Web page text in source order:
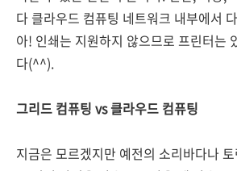
다 클라우드 컴퓨팅 네트워크 내부에서
아! 인쇄는 지원하지 않으므로 프린터는
다(^^).
그리드 컴퓨팅 vs 클라우드 컴퓨팅
지금은 모르겠지만 예전의 소리바다나